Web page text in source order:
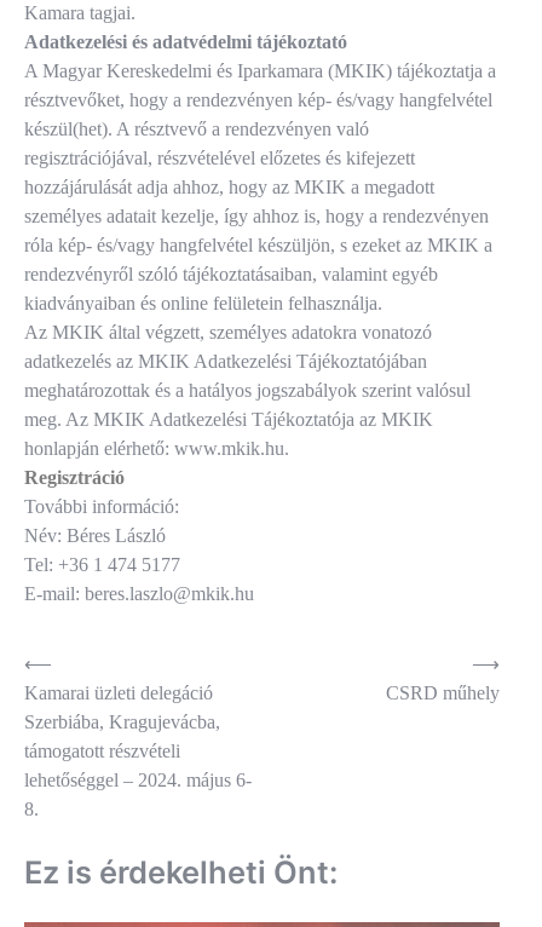
Kamara tagjai.
Adatkezelési és adatvédelmi tájékoztató
A Magyar Kereskedelmi és Iparkamara (MKIK) tájékoztatja a
résztvevőket, hogy a rendezvényen kép- és/vagy hangfelvétel
készül(het). A résztvevő a rendezvényen való
regisztrációjával, részvételével előzetes és kifejezett
hozzájárulását adja ahhoz, hogy az MKIK a megadott
személyes adatait kezelje, így ahhoz is, hogy a rendezvényen
róla kép- és/vagy hangfelvétel készüljön, s ezeket az MKIK a
rendezvényről szóló tájékoztatásaiban, valamint egyéb
kiadványaiban és online felületein felhasználja.
Az MKIK által végzett, személyes adatokra vonatozó
adatkezelés az MKIK Adatkezelési Tájékoztatójában
meghatározottak és a hatályos jogszabályok szerint valósul
meg. Az MKIK Adatkezelési Tájékoztatója az MKIK
honlapján elérhető: www.mkik.hu.
Regisztráció
További információ:
Név: Béres László
Tel: +36 1 474 5177
E-mail: beres.laszlo@mkik.hu
Bejegyzés
navigáció
⟵
Kamarai üzleti delegáció
Szerbiába, Kragujevácba,
támogatott részvételi
lehetőséggel – 2024. május 6-
8.
CSRD műhely
⟶
Ez is érdekelheti Önt: